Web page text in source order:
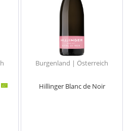
Burgenland | Österreich
Hillinger Blanc de Noir